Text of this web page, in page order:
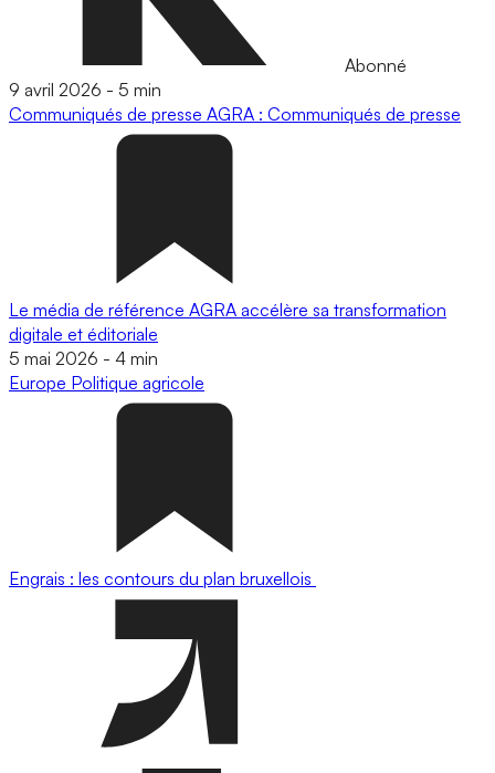
Abonné
9 avril 2026 - 5 min
Communiqués de presse AGRA : Communiqués de presse
Le média de référence AGRA accélère sa transformation
digitale et éditoriale
5 mai 2026 - 4 min
Europe Politique agricole
Engrais : les contours du plan bruxellois